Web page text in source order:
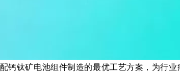
矿电池组件制造的最优工艺方案，为行业